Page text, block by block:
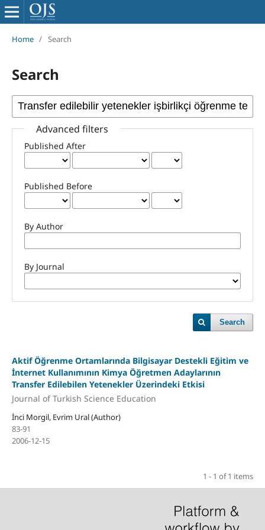
Home / Search
Search
Advanced filters
Published After
Published Before
By Author
By Journal
Search
Aktif Öğrenme Ortamlarında Bilgisayar Destekli Eğitim ve
İnternet Kullanımının Kimya Öğretmen Adaylarının
Transfer Edilebilen Yetenekler Üzerindeki Etkisi
Journal of Turkish Science Education
İnci Morgil, Evrim Ural (Author)
83-91
2006-12-15
1 - 1 of 1 items